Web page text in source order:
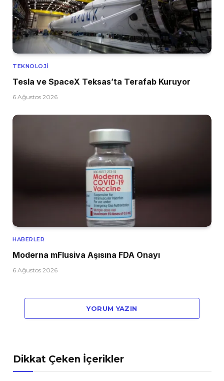
TEKNOLOJI
Tesla ve SpaceX Teksas’ta Terafab Kuruyor
6 Ağustos 2026
HABERLER
Moderna mFlusiva Aşısına FDA Onayı
6 Ağustos 2026
YORUM YAZIN
Dikkat Çeken İçerikler